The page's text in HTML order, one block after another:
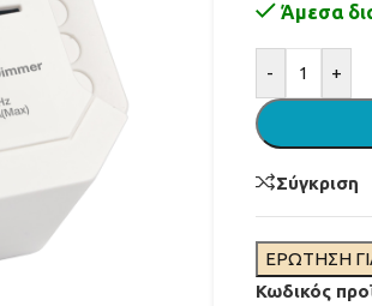
Άμεσα
- +
Σύγκριση
ΕΡΩΤΗΣΗ
Κωδικός